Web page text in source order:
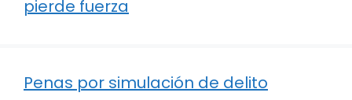
pierde fuerza
Penas por simulación de delito